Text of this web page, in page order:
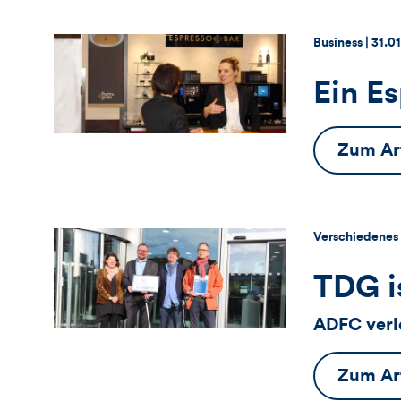
Thema:
Business |
Ein
Zum
Thema:
Verschiedenes |
TDG
ADFC
Zum